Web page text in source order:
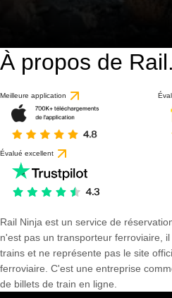
À propos de
Meilleure application
Évalué excellent
Rail Ninja est un service de
n'est pas un transporteur ferroviaire,
trains et ne représente pas le site
ferroviaire. C'est une entreprise
de billets de train en ligne.